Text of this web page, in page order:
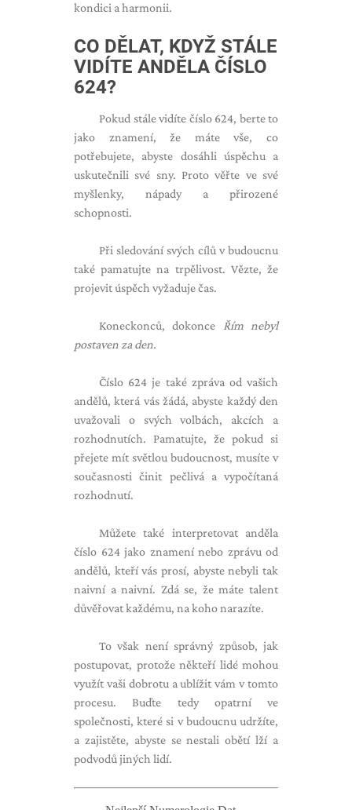
kondici a harmonii.
CO DĚLAT, KDYŽ STÁLE
VIDÍTE ANDĚLA ČÍSLO
624?
Pokud stále vidíte číslo 624, berte to
jako znamení, že máte vše, co
potřebujete, abyste dosáhli úspěchu a
uskutečnili své sny. Proto věřte ve své
myšlenky, nápady a přirozené
schopnosti.
Při sledování svých cílů v budoucnu
také pamatujte na trpělivost. Vězte, že
projevit úspěch vyžaduje čas.
Koneckonců, dokonce
Řím nebyl
postaven za den.
Číslo 624 je také zpráva od vašich
andělů, která vás žádá, abyste každý den
uvažovali o svých volbách, akcích a
rozhodnutích. Pamatujte, že pokud si
přejete mít světlou budoucnost, musíte v
současnosti činit pečlivá a vypočítaná
rozhodnutí.
Můžete také interpretovat anděla
číslo 624 jako znamení nebo zprávu od
andělů, kteří vás prosí, abyste nebyli tak
naivní a naivní. Zdá se, že máte talent
důvěřovat každému, na koho narazíte.
To však není správný způsob, jak
postupovat, protože někteří lidé mohou
využít vaši dobrotu a ublížit vám v tomto
procesu. Buďte tedy opatrní ve
společnosti, které si v budoucnu udržíte,
a zajistěte, abyste se nestali obětí lží a
podvodů jiných lidí.